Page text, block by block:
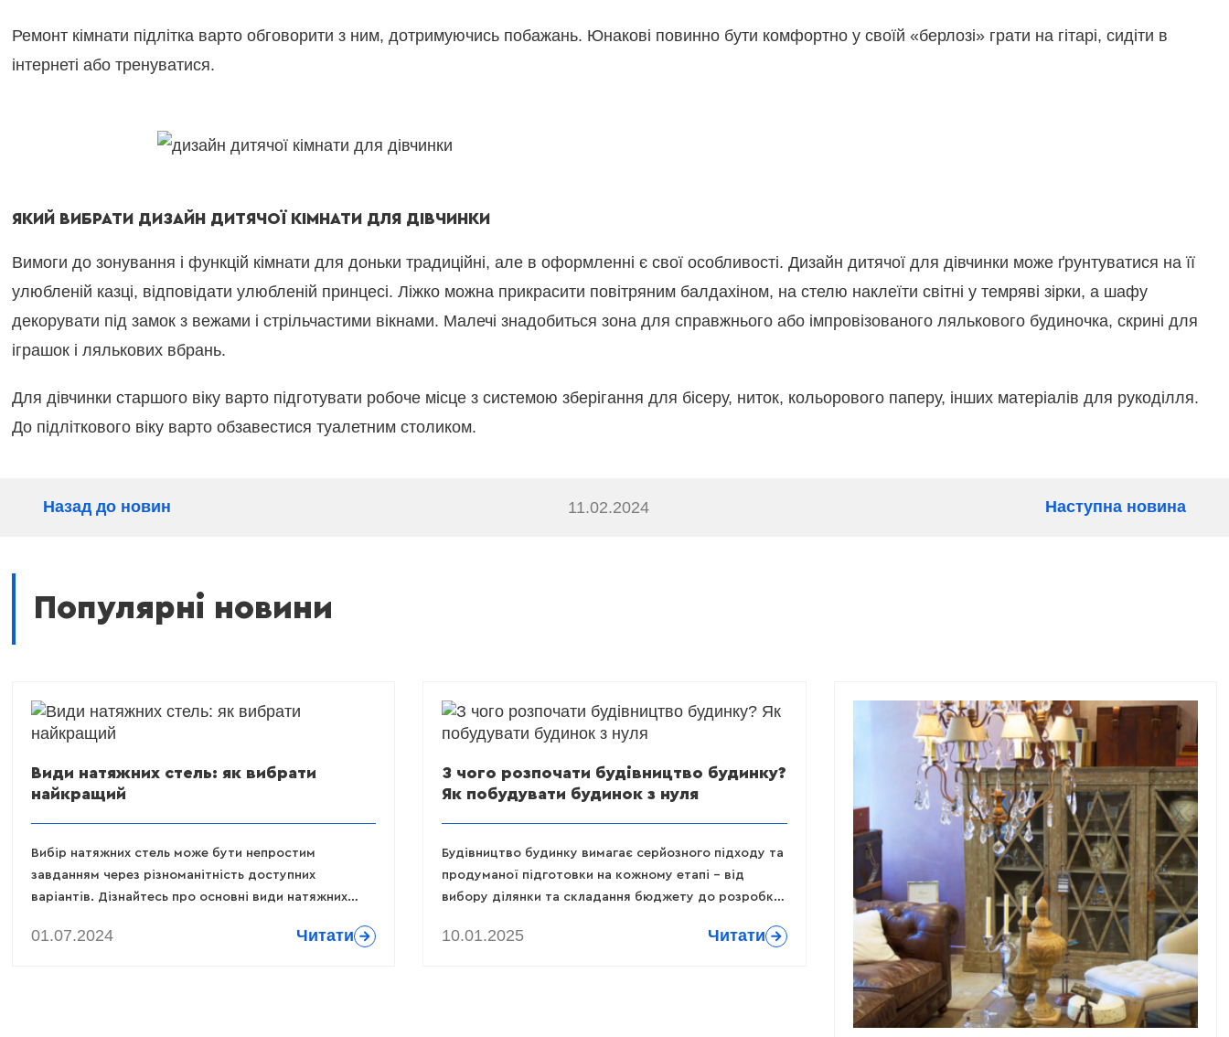
Ремонт кімнати підлітка варто обговорити з ним, дотримуючись побажань. Юнакові повинно бути комфортно у своїй «берлозі» грати на гітарі, сидіти в
інтернеті або тренуватися.
ЯКИЙ ВИБРАТИ ДИЗАЙН ДИТЯЧОЇ КІМНАТИ ДЛЯ ДІВЧИНКИ
Вимоги до зонування і функцій кімнати для доньки традиційні, але в оформленні є свої особливості. Дизайн дитячої для дівчинки може ґрунтуватися на її
улюбленій казці, відповідати улюбленій принцесі. Ліжко можна прикрасити повітряним балдахіном, на стелю наклеїти світні у темряві зірки, а шафу
декорувати під замок з вежами і стрільчастими вікнами. Малечі знадобиться зона для справжнього або імпровізованого лялькового будиночка, скрині для
іграшок і лялькових вбрань.
Для дівчинки старшого віку варто підготувати робоче місце з системою зберігання для бісеру, ниток, кольорового паперу, інших матеріалів для рукоділля.
До підліткового віку варто обзавестися туалетним столиком.
Назад до новин 11.02.2024 Наступна новина
Популярні новини
Види натяжних стель: як вибрати
найкращий
Вибір натяжних стель може бути непростим
завданням через різноманітність доступних
варіантів. Дізнайтесь про основні види натяжних
інтер'єру.
01.07.2024 Читати
З чого розпочати будівництво будинку?
Як побудувати будинок з нуля
Будівництво будинку вимагає серйозного підходу та
продуманої підготовки на кожному етапі – від
вибору ділянки та складання бюджету до розробки
10.01.2025 Читати